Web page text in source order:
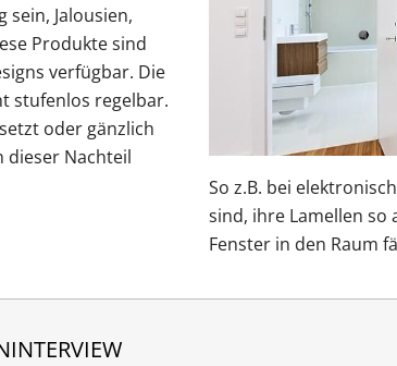
sein, Jalousien,
Produkte sind
verfügbar. Die
stufenlos regelbar.
oder gänzlich
dieser Nachteil
So z.B. bei
sind, ihre Lamellen so
Fenster in den Raum